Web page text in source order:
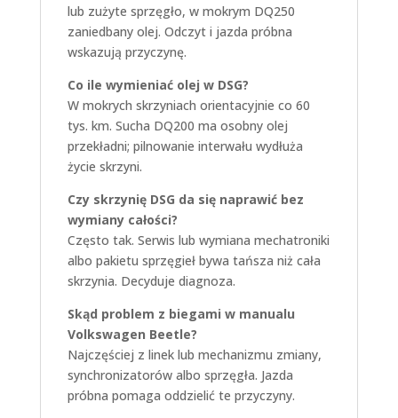
lub zużyte sprzęgło, w mokrym DQ250
zaniedbany olej. Odczyt i jazda próbna
wskazują przyczynę.
Co ile wymieniać olej w DSG?
W mokrych skrzyniach orientacyjnie co 60
tys. km. Sucha DQ200 ma osobny olej
przekładni; pilnowanie interwału wydłuża
życie skrzyni.
Czy skrzynię DSG da się naprawić bez
wymiany całości?
Często tak. Serwis lub wymiana mechatroniki
albo pakietu sprzęgieł bywa tańsza niż cała
skrzynia. Decyduje diagnoza.
Skąd problem z biegami w manualu
Volkswagen Beetle?
Najczęściej z linek lub mechanizmu zmiany,
synchronizatorów albo sprzęgła. Jazda
próbna pomaga oddzielić te przyczyny.